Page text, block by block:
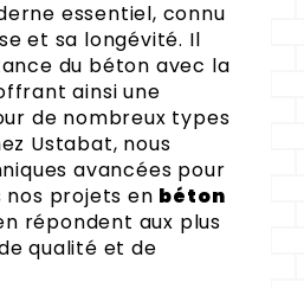
essentiel, connu
et sa longévité. Il
du béton avec la
ainsi une
de nombreux types
Ustabat, nous
avancées pour
projets en béton
répondent aux plus
qualité et de